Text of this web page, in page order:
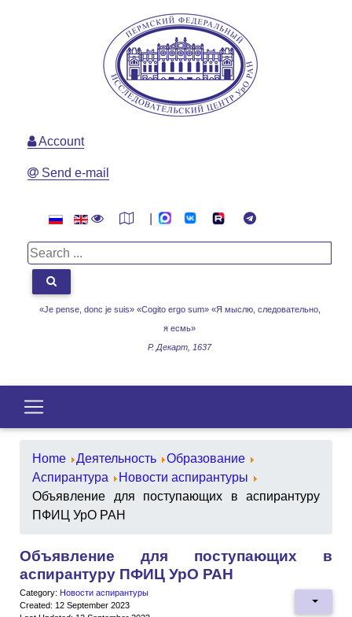
«Je pense, donc je suis» «Cogito ergo sum» «Я мыслю, следовательно,
я есмь»
Р. Декарт, 1637
Account
Send e-mail
Home Деятельность
Образование
Аспирантура
Новости аспирантуры
Объявление для поступающих в аспирантуру
ПФИЦ УрО РАН
Объявление для поступающих в
аспирантуру ПФИЦ УрО РАН
Category: Новости аспирантуры
Created: 12 September 2023